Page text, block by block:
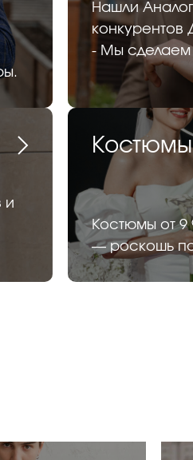
Нашли
- Мы
и
Костюмы от 9
— роскошь